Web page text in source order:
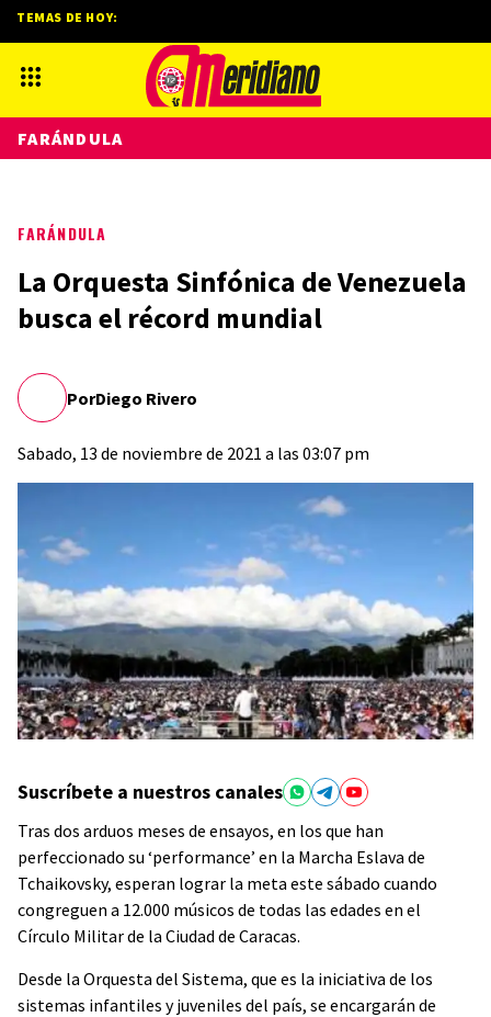
FARÁNDULA
La Orquesta Sinfónica de Venezuela
busca el récord mundial
PorDiego Rivero
Sabado, 13 de noviembre de 2021 a las 03:07 pm
Suscríbete a nuestros canales
Tras dos arduos meses de ensayos, en los que han
perfeccionado su ‘performance’ en la Marcha Eslava de
Tchaikovsky, esperan lograr la meta este sábado cuando
congreguen a 12.000 músicos de todas las edades en el
Círculo Militar de la Ciudad de Caracas.
Desde la Orquesta del Sistema, que es la iniciativa de los
sistemas infantiles y juveniles del país, se encargarán de
TEMAS DE HOY:
FARÁNDULA